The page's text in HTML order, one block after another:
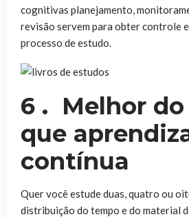
cognitivas planejamento,
revisão servem para obter controle
processo de estudo.
6 . Melhor do
que
contínua
Quer você estude duas, quatro ou
distribuição do tempo e do material